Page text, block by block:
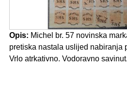
Opis: Michel br. 57 novinska
pretiska nastala uslijed nabiranja
Vrlo atrkativno. Vodoravno